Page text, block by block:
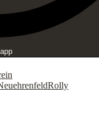
Rolly